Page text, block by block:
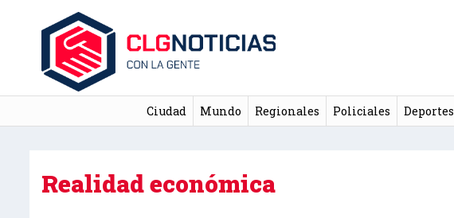
Ciudad Mundo Regionales Policiales Deportes
Realidad económica